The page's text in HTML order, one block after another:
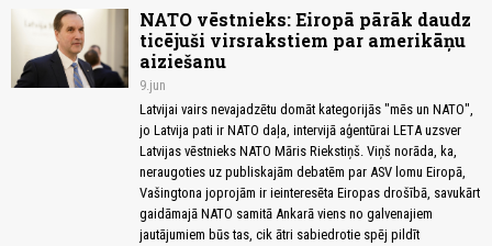
NATO vēstnieks: Eiropā pārāk daudz
ticējuši virsrakstiem par amerikāņu
aiziešanu
9.jun
Latvijai vairs nevajadzētu domāt kategorijās "mēs un NATO",
jo Latvija pati ir NATO daļa, intervijā aģentūrai LETA uzsver
Latvijas vēstnieks NATO Māris Riekstiņš. Viņš norāda, ka,
neraugoties uz publiskajām debatēm par ASV lomu Eiropā,
Vašingtona joprojām ir ieinteresēta Eiropas drošībā, savukārt
gaidāmajā NATO samitā Ankarā viens no galvenajiem
jautājumiem būs tas, cik ātri sabiedrotie spēj pildīt